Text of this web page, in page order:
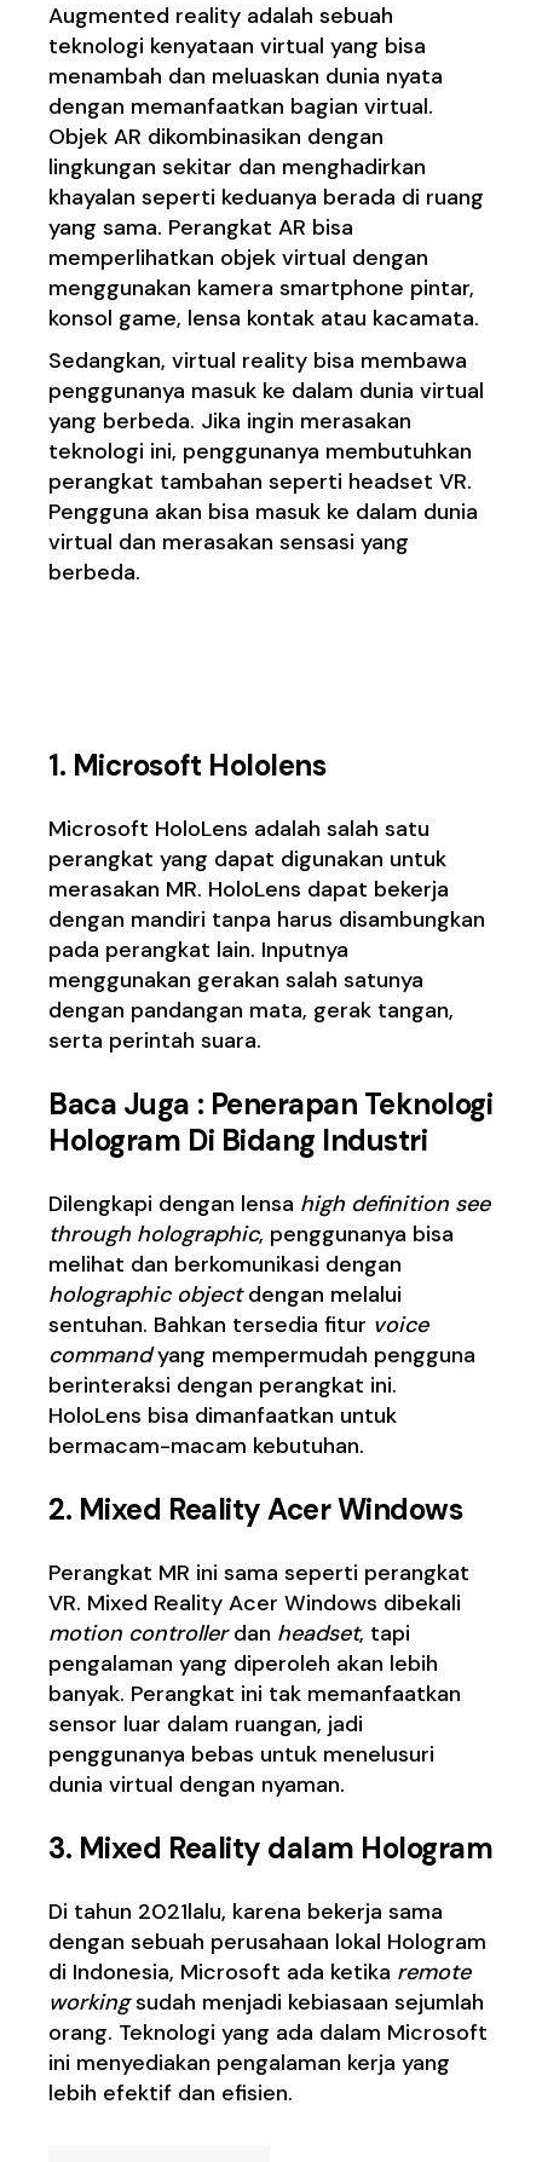
Augmented reality adalah sebuah
teknologi kenyataan virtual yang bisa
menambah dan meluaskan dunia nyata
dengan memanfaatkan bagian virtual.
Objek AR dikombinasikan dengan
lingkungan sekitar dan menghadirkan
khayalan seperti keduanya berada di ruang
yang sama. Perangkat AR bisa
memperlihatkan objek virtual dengan
menggunakan kamera smartphone pintar,
konsol game, lensa kontak atau kacamata.
Sedangkan, virtual reality bisa membawa
penggunanya masuk ke dalam dunia virtual
yang berbeda. Jika ingin merasakan
teknologi ini, penggunanya membutuhkan
perangkat tambahan seperti headset VR.
Pengguna akan bisa masuk ke dalam dunia
virtual dan merasakan sensasi yang
berbeda.
1. Microsoft Hololens
Microsoft HoloLens adalah salah satu
perangkat yang dapat digunakan untuk
merasakan MR. HoloLens dapat bekerja
dengan mandiri tanpa harus disambungkan
pada perangkat lain. Inputnya
menggunakan gerakan salah satunya
dengan pandangan mata, gerak tangan,
serta perintah suara.
Baca Juga : Penerapan Teknologi
Hologram Di Bidang Industri
Dilengkapi dengan lensa high definition see
through holographic, penggunanya bisa
melihat dan berkomunikasi dengan
holographic objectdengan melalui
sentuhan. Bahkan tersedia fitur voice
commandyang mempermudah pengguna
berinteraksi dengan perangkat ini.
HoloLens bisa dimanfaatkan untuk
bermacam-macam kebutuhan.
2. Mixed Reality Acer Windows
Perangkat MR ini sama seperti perangkat
VR. Mixed Reality Acer Windows dibekali
motion controllerdan headset, tapi
pengalaman yang diperoleh akan lebih
banyak. Perangkat ini tak memanfaatkan
sensor luar dalam ruangan, jadi
penggunanya bebas untuk menelusuri
dunia virtual dengan nyaman.
3. Mixed Reality dalam Hologram
Di tahun 2021lalu, karena bekerja sama
dengan sebuah perusahaan lokal Hologram
di Indonesia, Microsoft ada ketika remote
workingsudah menjadi kebiasaan sejumlah
orang. Teknologi yang ada dalam Microsoft
ini menyediakan pengalaman kerja yang
lebih efektif dan efisien.